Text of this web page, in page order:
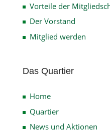
Vorteile der
Der Vorstand
Mitglied werden
Das Quartier
Home
Quartier
News und Aktionen